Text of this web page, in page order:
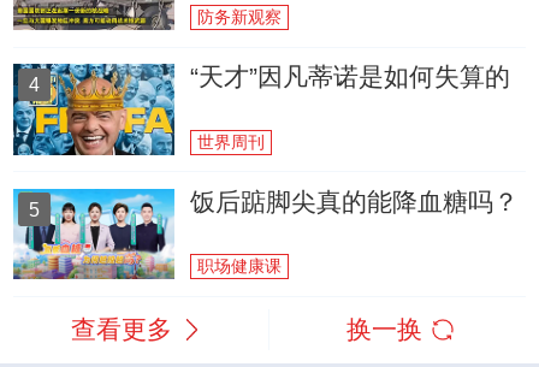
防务新观察
4 “天才”因凡蒂诺是如何失算的
世界周刊
5 饭后踮脚尖真的能降血糖吗？
职场健康课
查看更多 换一换